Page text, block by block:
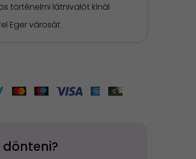
történelmi látnivalót kínál
Eger városát
dönteni?